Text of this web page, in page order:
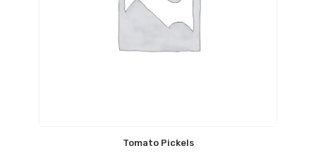
Tomato Pickels